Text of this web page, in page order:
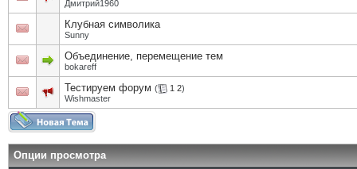
Дмитрий1960
Клубная символика
Sunny
Объединение, перемещение тем
bokareff
Тестируем форум ( 1 2)
Wishmaster
Опции просмотра